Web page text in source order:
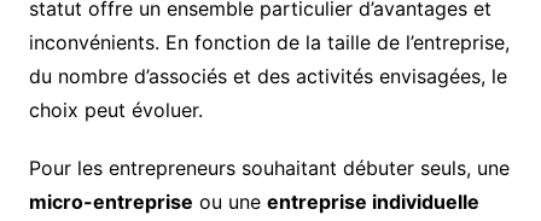
statut offre un ensemble particulier d’avantages et
inconvénients. En fonction de la taille de l’entreprise,
du nombre d’associés et des activités envisagées, le
choix peut évoluer.
Pour les entrepreneurs souhaitant débuter seuls, une
micro-entreprise ou une entreprise individuelle